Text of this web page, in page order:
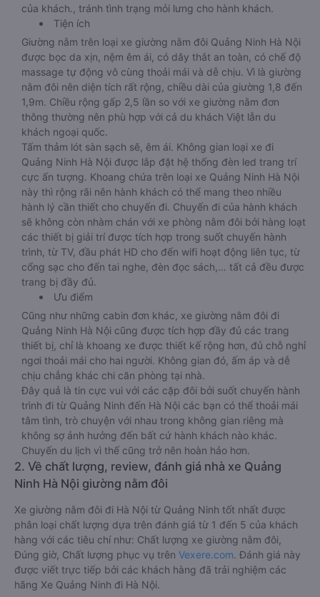
của khách., tránh tình trạng mỏi lưng cho hành khách.
Tiện ích
Giường nằm trên loại xe giường nằm đôi Quảng Ninh Hà Nội
được bọc da xịn, nệm êm ái, có dây thắt an toàn, có chế độ
massage tự động vô cùng thoải mái và dễ chịu. Vì là giường
nằm đôi nên diện tích rất rộng, chiều dài của giường 1,8 đến
1,9m. Chiều rộng gấp 2,5 lần so với xe giường nằm đơn
thông thường nên phù hợp với cả du khách Việt lẫn du
khách ngoại quốc.
Tấm thảm lót sàn sạch sẽ, êm ái. Không gian loại xe đi
Quảng Ninh Hà Nội được lắp đặt hệ thống đèn led trang trí
cực ấn tượng. Khoang chứa trên loại xe Quảng Ninh Hà Nội
này thì rộng rãi nên hành khách có thể mang theo nhiều
hành lý cần thiết cho chuyến đi. Chuyến đi của hành khách
sẽ không còn nhàm chán với xe phòng nằm đôi bởi hàng loạt
các thiết bị giải trí được tích hợp trong suốt chuyến hành
trình, từ TV, đầu phát HD cho đến wifi hoạt động liên tục, từ
cổng sạc cho đến tai nghe, đèn đọc sách,… tất cả đều được
trang bị đầy đủ.
Ưu điểm
Cũng như những cabin đơn khác, xe giường nằm đôi đi
Quảng Ninh Hà Nội cũng được tích hợp đầy đủ các trang
thiết bị, chỉ là khoang xe được thiết kế rộng hơn, đủ chỗ nghỉ
ngơi thoải mái cho hai người. Không gian đó, ấm áp và dễ
chịu chẳng khác chi căn phòng tại nhà.
Đây quả là tin cực vui với các cặp đôi bởi suốt chuyến hành
trình đi từ Quảng Ninh đến Hà Nội các bạn có thể thoải mái
tâm tình, trò chuyện với nhau trong không gian riêng mà
không sợ ảnh hưởng đến bất cứ hành khách nào khác.
Chuyến du lịch vì thế cũng trở nên hoàn hảo hơn.
2. Về chất lượng, review, đánh giá nhà xe Quảng
Ninh Hà Nội giường nằm đôi
Xe giường nằm đôi đi Hà Nội từ Quảng Ninh tốt nhất được
phân loại chất lượng dựa trên đánh giá từ 1 đến 5 của khách
hàng với các tiêu chí như: Chất lượng xe giường nằm đôi,
Đúng giờ, Chất lượng phục vụ trên Vexere.com. Đánh giá này
được viết trực tiếp bởi các khách hàng đã trải nghiệm các
hãng Xe Quảng Ninh đi Hà Nội.